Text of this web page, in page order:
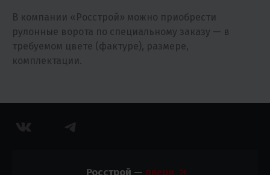
В компании «Росстрой» можно приобрести
рулонные ворота по специальному заказу — в
требуемом цвете (фактуре), размере,
комплектации.
Росстрой —